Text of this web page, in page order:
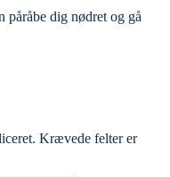
påråbe dig nødret og gå
Krævede felter er